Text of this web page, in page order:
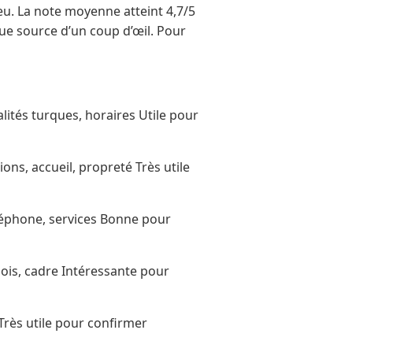
La note moyenne atteint 4,7/5
source d’un coup d’œil. Pour
turques, horaires Utile pour
accueil, propreté Très utile
services Bonne pour
cadre Intéressante pour
utile pour confirmer